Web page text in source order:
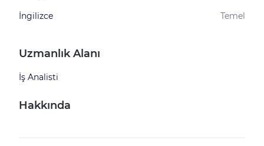
İngilizce Temel
Uzmanlık Alanı
İş Analisti
Hakkında